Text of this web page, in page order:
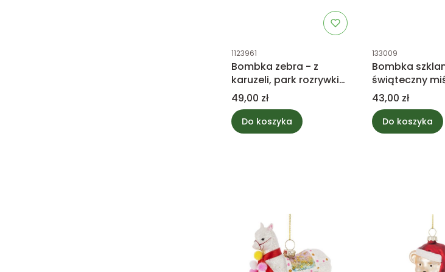
Kod produktu
1123961
Bombka zebra - z
karuzeli, park rozrywki
9cm
Cena
49,00 zł
Do koszyka
Kod produktu
133009
Bombka
świąteczny
prezentami
Cena
43,00 zł
Do koszyka